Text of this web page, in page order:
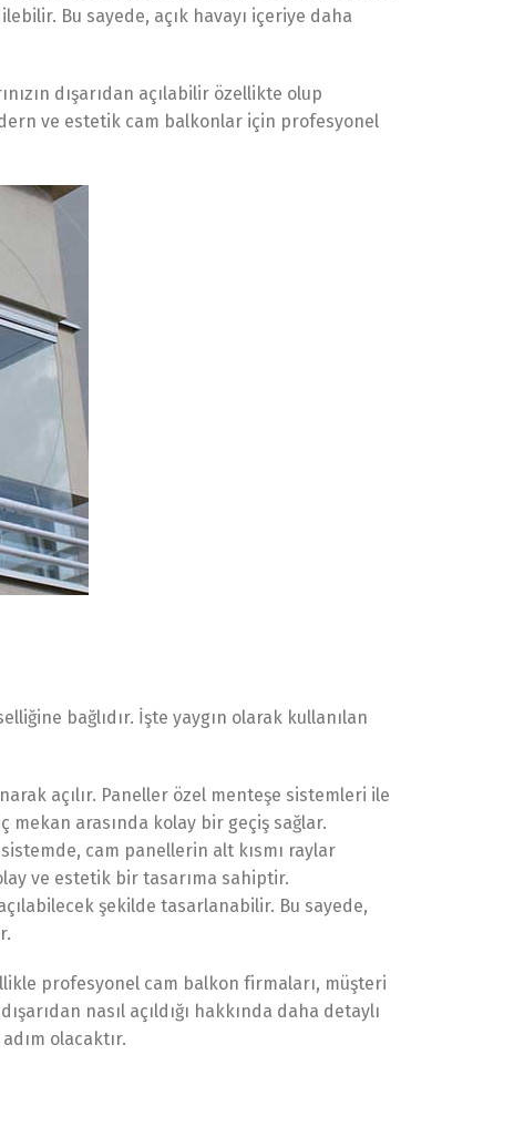
Bu sayede, açık havayı içeriye daha
dışarıdan açılabilir özellikte olup
ve estetik cam balkonlar için profesyonel
bağlıdır. İşte yaygın olarak kullanılan
açılır. Paneller özel menteşe sistemleri ile
mekan arasında kolay bir geçiş sağlar.
cam panellerin alt kısmı raylar
ve estetik bir tasarıma sahiptir.
şekilde tasarlanabilir. Bu sayede,
profesyonel cam balkon firmaları, müşteri
nasıl açıldığı hakkında daha detaylı
olacaktır.